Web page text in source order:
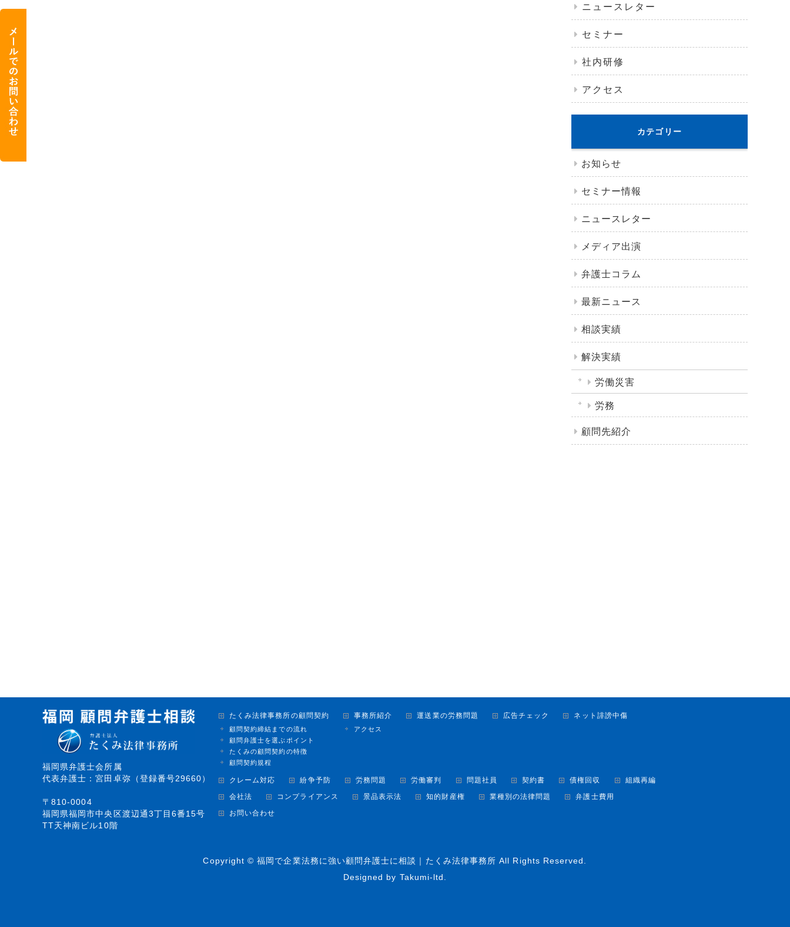
ニュースレター
セミナー
社内研修
アクセス
カテゴリー
お知らせ
セミナー情報
ニュースレター
メディア出演
弁護士コラム
最新ニュース
相談実績
解決実績
労働災害
労務
顧問先紹介
福岡県弁護士会所属
代表弁護士：宮田卓弥（登録番号29660）
〒810-0004
福岡県福岡市中央区渡辺通3丁目6番15号
TT天神南ビル10階
たくみ法律事務所の顧問契約
顧問契約締結までの流れ
顧問弁護士を選ぶポイント
たくみの顧問契約の特徴
顧問契約規程
事務所紹介
アクセス
運送業の労務問題 広告チェック ネット誹謗中傷
クレーム対応 紛争予防 労務問題 労働審判 問題社員 契約書 債権回収
組織再編
会社法
コンプライアンス 景品表示法 知的財産権 業種別の法律問題
弁護士費用
お問い合わせ
Copyright ©福岡で企業法務に強い顧問弁護士に相談｜たくみ法律事務所 All Rights Reserved.
Designed by Takumi-ltd.